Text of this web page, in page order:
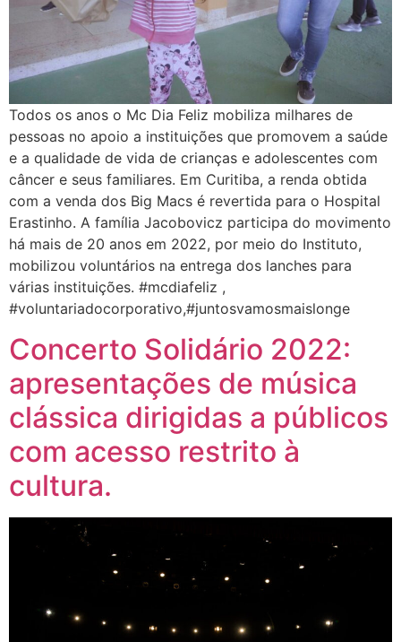
Todos os anos o Mc Dia Feliz mobiliza milhares de
pessoas no apoio a instituições que promovem a saúde
e a qualidade de vida de crianças e adolescentes com
câncer e seus familiares. Em Curitiba, a renda obtida
com a venda dos Big Macs é revertida para o Hospital
Erastinho. A família Jacobovicz participa do movimento
há mais de 20 anos em 2022, por meio do Instituto,
mobilizou voluntários na entrega dos lanches para
várias instituições. #mcdiafeliz ,
#voluntariadocorporativo,#juntosvamosmaislonge
Concerto Solidário 2022:
apresentações de música
clássica dirigidas a públicos
com acesso restrito à
cultura.